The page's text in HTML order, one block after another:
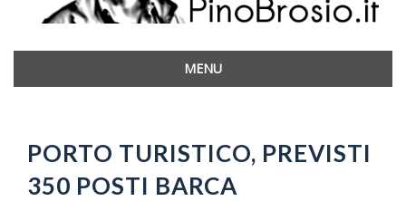
MENU
PORTO TURISTICO, PREVISTI
350 POSTI BARCA